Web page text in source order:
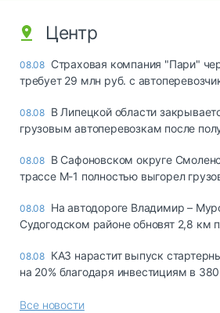
Центр
08.08 Страховая компания "Пари"
требует 29 млн руб. с
08.08 В Липецкой области
грузовым автоперевозкам после
08.08 В Сафоновском округе
трассе М-1 полностью выгорел
08.08 На автодороге Владимир –
Судогодском районе обновят 2,8 км
08.08 КАЗ нарастит выпуск
на 20% благодаря инвестициям в
Все новости